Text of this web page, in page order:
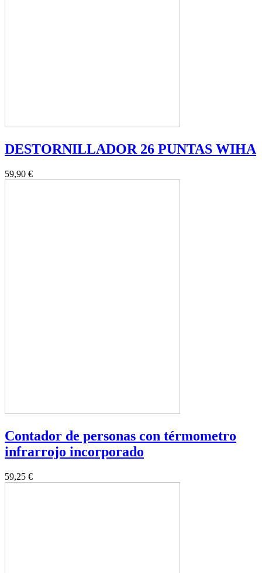
DESTORNILLADOR 26 PUNTAS WIHA
59,90 €
Contador de personas con térmometro
infrarrojo incorporado
59,25 €